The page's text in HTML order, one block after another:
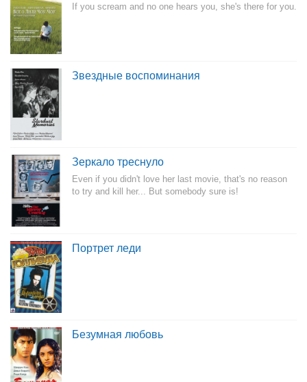
If you scream and no one hears you, she's there for you.
Звездные воспоминания
Зеркало треснуло
Even if you didn't love her last movie, that's no reason
to try and kill her... But somebody sure is!
Портрет леди
Безумная любовь